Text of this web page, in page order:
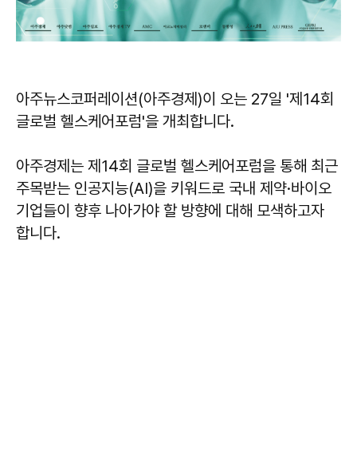
아주뉴스코퍼레이션(아주경제)이 오는 27일 '제14회
글로벌 헬스케어포럼'을 개최합니다.
아주경제는 제14회 글로벌 헬스케어포럼을 통해 최근
주목받는 인공지능(AI)을 키워드로 국내 제약·바이오
기업들이 향후 나아가야 할 방향에 대해 모색하고자
합니다.